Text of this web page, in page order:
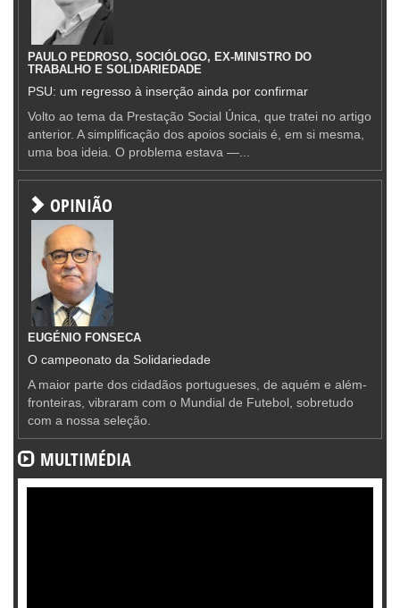
PAULO PEDROSO, SOCIÓLOGO, EX-MINISTRO DO
TRABALHO E SOLIDARIEDADE
PSU: um regresso à inserção ainda por confirmar
Volto ao tema da Prestação Social Única, que tratei no artigo
anterior. A simplificação dos apoios sociais é, em si mesma,
uma boa ideia. O problema estava —...
OPINIÃO
EUGÉNIO FONSECA
O campeonato da Solidariedade
A maior parte dos cidadãos portugueses, de aquém e além-
fronteiras, vibraram com o Mundial de Futebol, sobretudo
com a nossa seleção.
MULTIMÉDIA